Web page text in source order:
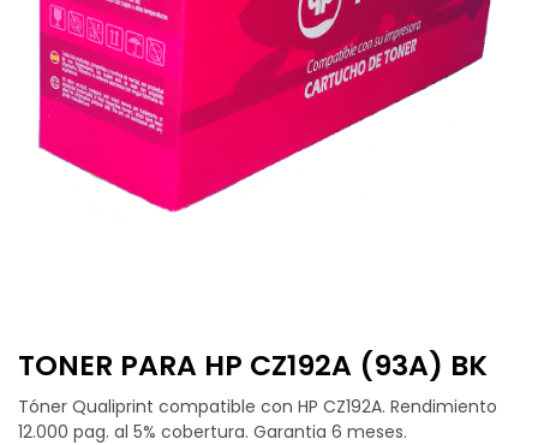
TONER PARA HP CZ192A (93A) BK
Tóner Qualiprint compatible con HP CZ192A. Rendimiento
12.000 pag. al 5% cobertura. Garantia 6 meses.